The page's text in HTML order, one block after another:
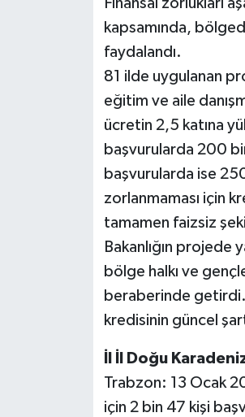
Finansal zorlukları
kapsamında,
faydalandı.
81 ilde uygulanan
eğitim ve aile
ücretin 2,5 katına
başvurularda 200
başvurularda ise
zorlanmaması için
tamamen faizsiz
Bakanlığın projede
bölge halkı ve
beraberinde
kredisinin güncel
İl İl Doğu
Trabzon: 13 Ocak
için 2 bin 47 kişi